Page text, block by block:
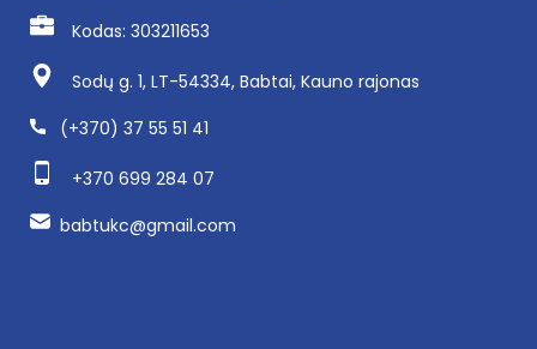
Kodas: 303211653
Sodų g. 1, LT-54334, Babtai, Kauno rajonas
(+370) 37 55 51 41
+370 699 284 07
babtukc@gmail.com